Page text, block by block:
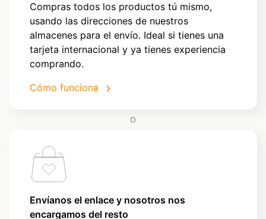
Compras todos los productos tú mismo,
usando las direcciones de nuestros
almacenes para el envío. Ideal si tienes una
tarjeta internacional y ya tienes experiencia
comprando.
Cómo funciona
O
Envíanos el enlace y nosotros nos
encargamos del resto